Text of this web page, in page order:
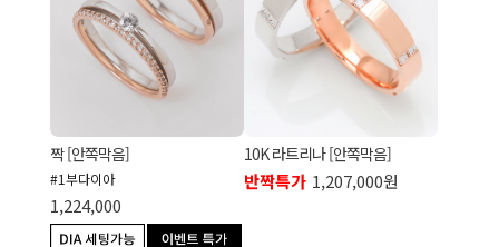
짝 [안쪽막음]
#1부다이아
1,224,000
10K 라트리나 [안쪽막음]
반짝특가 1,207,000원